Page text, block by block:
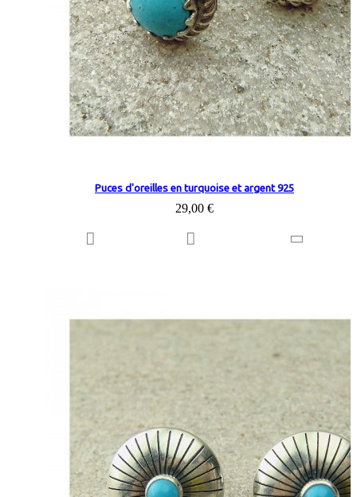
Puces d'oreilles en turquoise et argent 925
29,00 €